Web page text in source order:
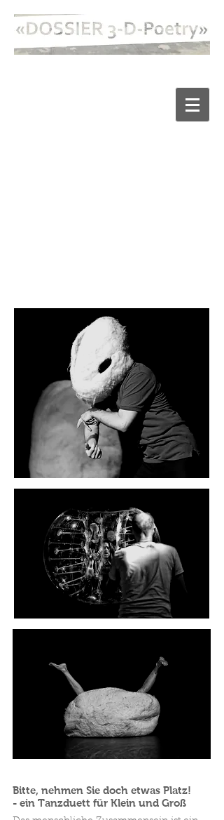
Bitte, nehmen Sie doch etwas Platz!
- ein Tanzduett für Klein und Groß